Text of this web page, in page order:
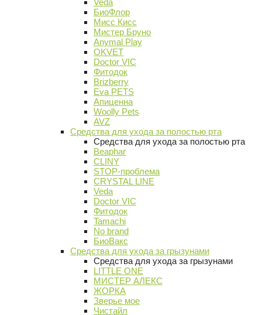
Veda
БиоФлор
Мисс Кисс
Мистер Бруно
Anymal Play
OKVET
Doctor VIC
Фитодок
Brizberry
Eva PETS
Апиценна
Woolly Pets
AVZ
Средства для ухода за полостью рта
Средства для ухода за полостью рта
Beaphar
CLINY
STOP-проблема
CRYSTAL LINE
Veda
Doctor VIC
Фитодок
Tamachi
No brand
БиоВакс
Средства для ухода за грызунами
Средства для ухода за грызунами
LITTLE ONE
МИСТЕР АЛЕКС
ЖОРКА
Зверье мое
Чистайл